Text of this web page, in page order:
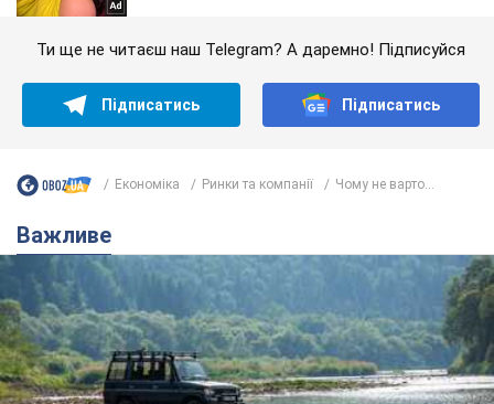
Ти ще не читаєш наш Telegram? А даремно! Підписуйся
Підписатись Підписатись
Економіка Ринки та компанії Чому не варто...
Важливе